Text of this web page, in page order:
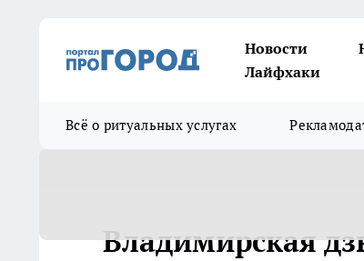
Новости
Лайфхаки
Всё о ритуальных услугах
Владимирская